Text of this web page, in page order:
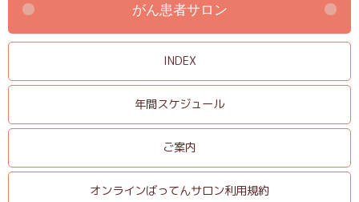
がん患者サロン
INDEX
年間スケジュール
ご案内
オンラインばってんサロン利用規約